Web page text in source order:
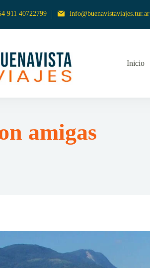
911 40722799 info@buenavistaviajes.tur.ar
Inicio
amigas